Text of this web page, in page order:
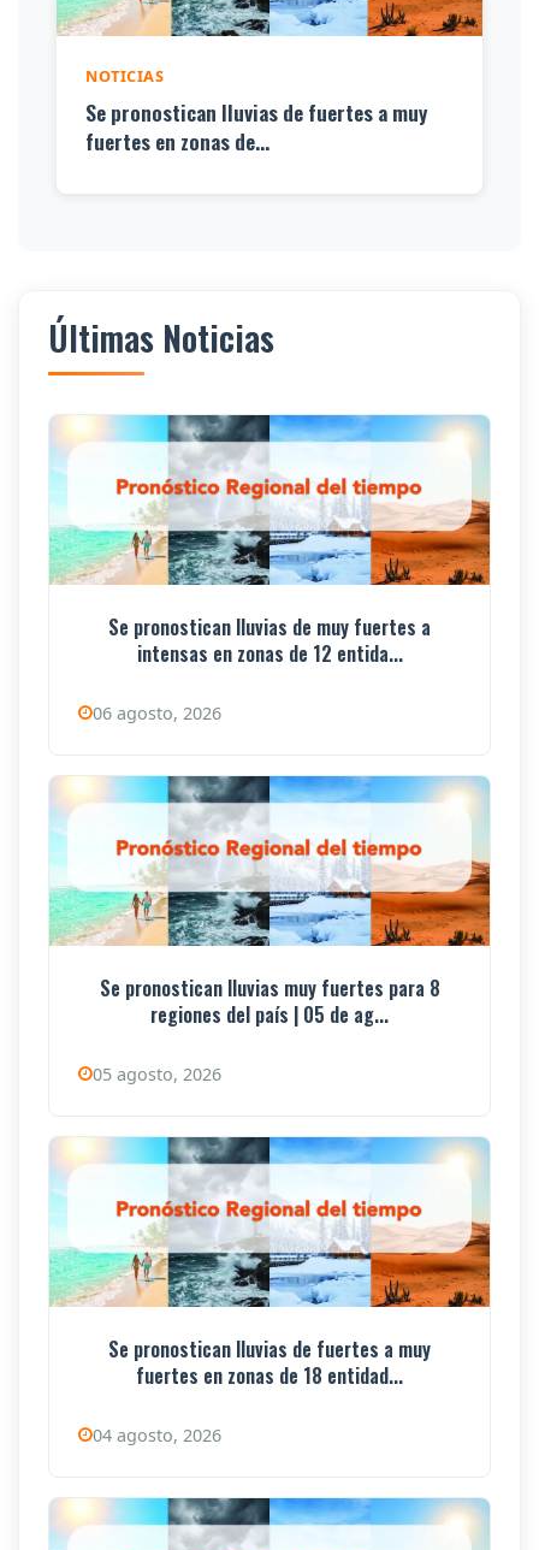
NOTICIAS
Se pronostican lluvias de fuertes a muy
fuertes en zonas de...
Últimas Noticias
Se pronostican lluvias de muy fuertes a
intensas en zonas de 12 entida...
06 agosto, 2026
Se pronostican lluvias muy fuertes para 8
regiones del país | 05 de ag...
05 agosto, 2026
Se pronostican lluvias de fuertes a muy
fuertes en zonas de 18 entidad...
04 agosto, 2026